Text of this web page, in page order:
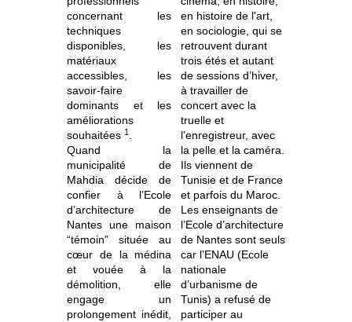
concernant les
techniques
disponibles, les
matériaux
accessibles, les
savoir-faire
dominants et les
améliorations
souhaitées 1 .
Quand la
municipalité de
Mahdia décide de
confier à l’Ecole
d’architecture de
Nantes une maison
“témoin” située au
cœur de la médina
et vouée à la
démolition, elle
engage un
prolongement inédit,
en histoire de l'art,
en sociologie, qui se
retrouvent durant
trois étés et autant
de sessions d’hiver,
à travailler de
concert avec la
truelle et
l’enregistreur, avec
la pelle et la caméra.
Ils viennent de
Tunisie et de France
et parfois du Maroc.
Les enseignants de
l’Ecole d’architecture
de Nantes sont seuls
car l’ENAU (Ecole
nationale
d’urbanisme de
Tunis) a refusé de
participer au